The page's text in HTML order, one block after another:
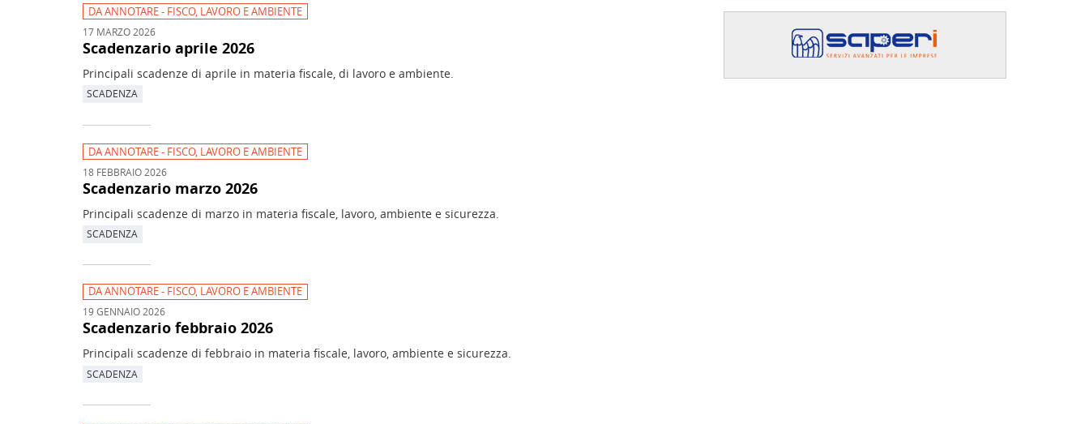
DA ANNOTARE - FISCO, LAVORO E AMBIENTE
17 MARZO 2026
Scadenzario aprile 2026
Principali scadenze di aprile in materia fiscale, di lavoro e ambiente.
SCADENZA
DA ANNOTARE - FISCO, LAVORO E AMBIENTE
18 FEBBRAIO 2026
Scadenzario marzo 2026
Principali scadenze di marzo in materia fiscale, lavoro, ambiente e sicurezza.
SCADENZA
DA ANNOTARE - FISCO, LAVORO E AMBIENTE
19 GENNAIO 2026
Scadenzario febbraio 2026
Principali scadenze di febbraio in materia fiscale, lavoro, ambiente e sicurezza.
SCADENZA